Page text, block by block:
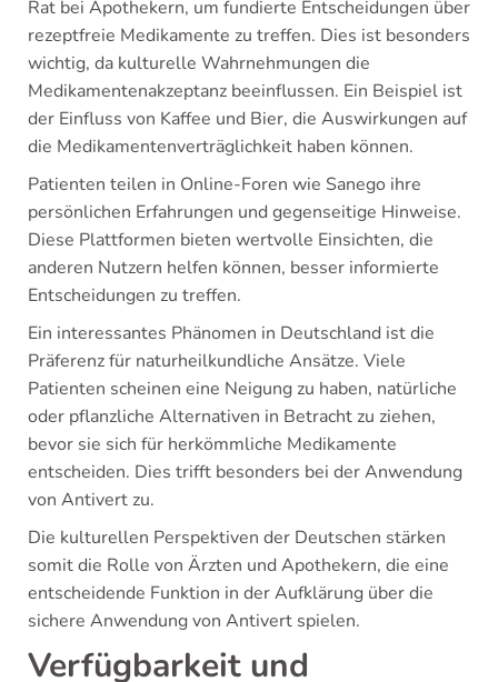
Rat bei Apothekern, um fundierte Entscheidungen über
rezeptfreie Medikamente zu treffen. Dies ist besonders
wichtig, da kulturelle Wahrnehmungen die
Medikamentenakzeptanz beeinflussen. Ein Beispiel ist
der Einfluss von Kaffee und Bier, die Auswirkungen auf
die Medikamentenverträglichkeit haben können.
Patienten teilen in Online-Foren wie Sanego ihre
persönlichen Erfahrungen und gegenseitige Hinweise.
Diese Plattformen bieten wertvolle Einsichten, die
anderen Nutzern helfen können, besser informierte
Entscheidungen zu treffen.
Ein interessantes Phänomen in Deutschland ist die
Präferenz für naturheilkundliche Ansätze. Viele
Patienten scheinen eine Neigung zu haben, natürliche
oder pflanzliche Alternativen in Betracht zu ziehen,
bevor sie sich für herkömmliche Medikamente
entscheiden. Dies trifft besonders bei der Anwendung
von Antivert zu.
Die kulturellen Perspektiven der Deutschen stärken
somit die Rolle von Ärzten und Apothekern, die eine
entscheidende Funktion in der Aufklärung über die
sichere Anwendung von Antivert spielen.
Verfügbarkeit und